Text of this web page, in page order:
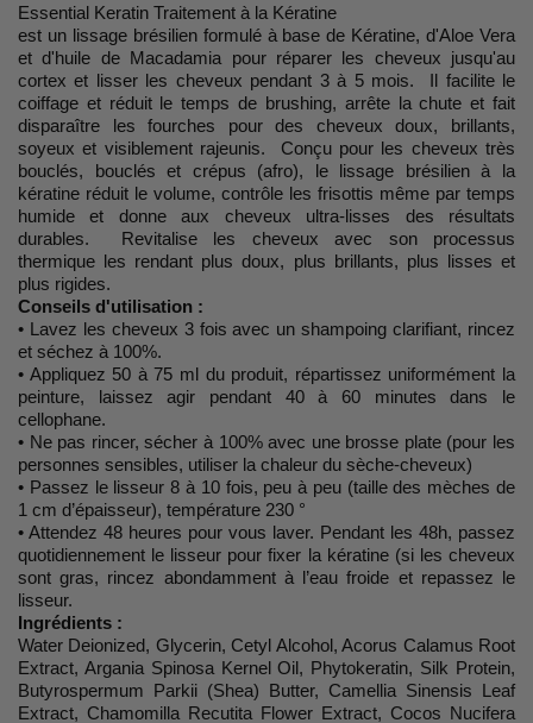
Essential Keratin Traitement à la Kératine
est un lissage brésilien formulé à base de Kératine, d'Aloe Vera
et d'huile de Macadamia pour réparer les cheveux jusqu'au
cortex et lisser les cheveux pendant 3 à 5 mois. Il facilite le
coiffage et réduit le temps de brushing, arrête la chute et fait
disparaître les fourches pour des cheveux doux, brillants,
soyeux et visiblement rajeunis. Conçu pour les cheveux très
bouclés, bouclés et crépus (afro), le lissage brésilien à la
kératine réduit le volume, contrôle les frisottis même par temps
humide et donne aux cheveux ultra-lisses des résultats
durables. Revitalise les cheveux avec son processus
thermique les rendant plus doux, plus brillants, plus lisses et
plus rigides.
Conseils d'utilisation :
• Lavez les cheveux 3 fois avec un shampoing clarifiant, rincez
et séchez à 100%.
• Appliquez 50 à 75 ml du produit, répartissez uniformément la
peinture, laissez agir pendant 40 à 60 minutes dans le
cellophane.
• Ne pas rincer, sécher à 100% avec une brosse plate (pour les
personnes sensibles, utiliser la chaleur du sèche-cheveux)
• Passez le lisseur 8 à 10 fois, peu à peu (taille des mèches de
1 cm d’épaisseur), température 230 °
• Attendez 48 heures pour vous laver. Pendant les 48h, passez
quotidiennement le lisseur pour fixer la kératine (si les cheveux
sont gras, rincez abondamment à l’eau froide et repassez le
lisseur.
Ingrédients :
Water Deionized, Glycerin, Cetyl Alcohol, Acorus Calamus Root
Extract, Argania Spinosa Kernel Oil, Phytokeratin, Silk Protein,
Butyrospermum Parkii (Shea) Butter, Camellia Sinensis Leaf
Extract, Chamomilla Recutita Flower Extract, Cocos Nucifera